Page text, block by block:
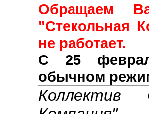
Обращаем
"Стекольная
не работает.
C 25
обычном
Коллектив